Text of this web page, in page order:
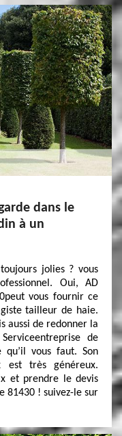
dans le
à un
jolies ? vous
Oui, AD
vous fournir ce
tailleur de haie.
aussi de redonner la
de
vous faut. Son
très généreux.
et prendre le devis
81430 ! suivez-le sur